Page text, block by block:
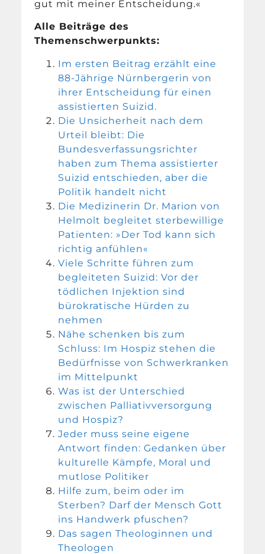
gut mit meiner Entscheidung.«
Alle Beiträge des
Themenschwerpunkts:
Im ersten Beitrag erzählt eine
88-Jährige Nürnbergerin von
ihrer Entscheidung für einen
assistierten Suizid.
Die Unsicherheit nach dem
Urteil bleibt: Die
Bundesverfassungsrichter
haben zum Thema assistierter
Suizid entschieden, aber die
Politik handelt nicht
Die Medizinerin Dr. Marion von
Helmolt begleitet sterbewillige
Patienten: »Der Tod kann sich
richtig anfühlen«
Viele Schritte führen zum
begleiteten Suizid: Vor der
tödlichen Injektion sind
bürokratische Hürden zu
nehmen
Nähe schenken bis zum
Schluss: Im Hospiz stehen die
Bedürfnisse von Schwerkranken
im Mittelpunkt
Was ist der Unterschied
zwischen Palliativversorgung
und Hospiz?
Jeder muss seine eigene
Antwort finden: Gedanken über
kulturelle Kämpfe, Moral und
mutlose Politiker
Hilfe zum, beim oder im
Sterben? Darf der Mensch Gott
ins Handwerk pfuschen?
Das sagen Theologinnen und
Theologen